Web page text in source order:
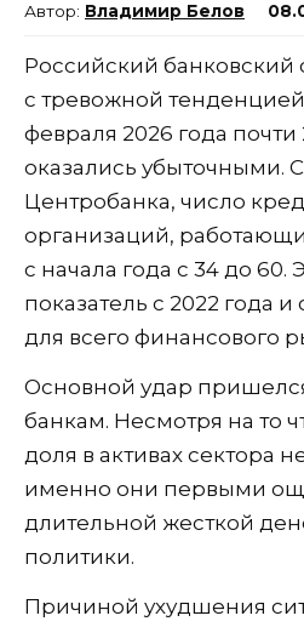
Владимир Белов
Российский банковский
с тревожной
февраля 2026 года почти
оказались убыточными.
Центробанка, число
организаций,
с начала года с 34 до
показатель с 2022 года
для всего финансового
Основной удар
банкам. Несмотря на то
доля в активах сектора
именно они первыми
длительной жесткой
политики.
Причиной ухудшения